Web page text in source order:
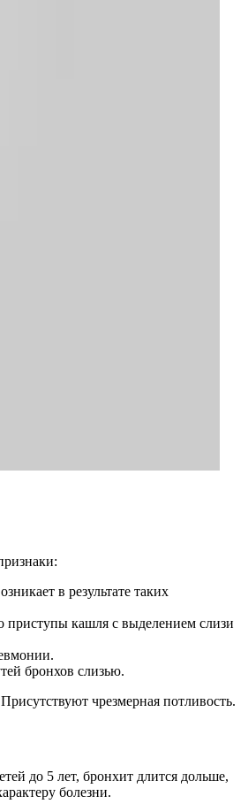
в результате таких
приступы кашля с выделением слизи
бронхов слизью.
чрезмерная потливость.
до 5 лет, бронхит длится дольше,
болезни.